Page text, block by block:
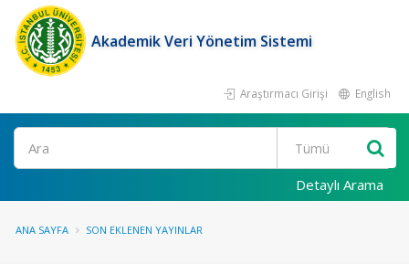
Akademik Veri Yönetim Sistemi
Araştırmacı Girişi English
Ara
Detaylı Arama
ANA SAYFA SON EKLENEN YAYINLAR